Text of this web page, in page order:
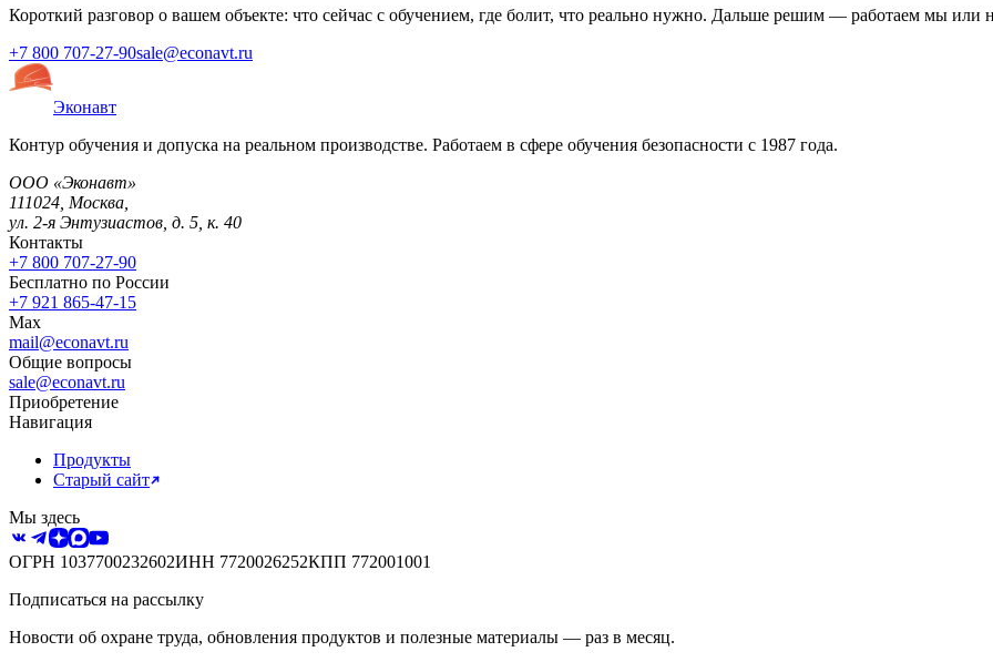
Короткий разговор о вашем объекте: что сейчас с обучением, где болит, что реально нужно. Дальше решим — работаем мы или
+7 800 707-27-90sale@econavt.ru
Эконавт
Контур обучения и допуска на реальном производстве. Работаем в сфере обучения безопасности с 1987 года.
ООО «Эконавт»
111024 Москва
ул. 2-я Энтузиастов, д. 5, к. 40
Контакты
+7 800 707-27-90
Бесплатно по России
+7 921 865-47-15
Max
mail@econavt.ru
Общие вопросы
sale@econavt.ru
Приобретение
Навигация
Продукты
Старый сайт
Мы здесь
ОГРН 1037700232602ИНН 7720026252КПП 772001001
Подписаться на рассылку
Новости об охране труда, обновления продуктов и полезные материалы — раз в месяц.